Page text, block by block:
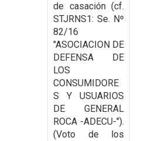
de casación (cf.
STJRNS1: Se. Nº
82/16
"ASOCIACION DE
DEFENSA DE
LOS
CONSUMIDORE
S Y USUARIOS
DE GENERAL
ROCA -ADECU-").
(Voto de los